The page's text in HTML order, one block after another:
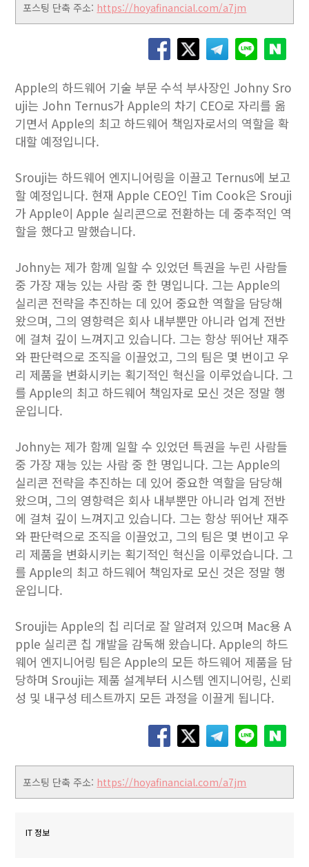
포스팅 단축 주소: https://hoyafinancial.com/a7jm
Apple의 하드웨어 기술 부문 수석 부사장인 Johny Sro
uji는 John Ternus가 Apple의 차기 CEO로 자리를 옮
기면서 Apple의 최고 하드웨어 책임자로서의 역할을 확
대할 예정입니다.
Srouji는 하드웨어 엔지니어링을 이끌고 Ternus에 보고
할 예정입니다. 현재 Apple CEO인 Tim Cook은 Srouji
가 Apple이 Apple 실리콘으로 전환하는 데 중추적인 역
할을 했다고 말했습니다.
Johny는 제가 함께 일할 수 있었던 특권을 누린 사람들
중 가장 재능 있는 사람 중 한 명입니다. 그는 Apple의
실리콘 전략을 추진하는 데 있어 중요한 역할을 담당해
왔으며, 그의 영향력은 회사 내부뿐만 아니라 업계 전반
에 걸쳐 깊이 느껴지고 있습니다. 그는 항상 뛰어난 재주
와 판단력으로 조직을 이끌었고, 그의 팀은 몇 번이고 우
리 제품을 변화시키는 획기적인 혁신을 이루었습니다. 그
를 Apple의 최고 하드웨어 책임자로 모신 것은 정말 행
운입니다.
Johny는 제가 함께 일할 수 있었던 특권을 누린 사람들
중 가장 재능 있는 사람 중 한 명입니다. 그는 Apple의
실리콘 전략을 추진하는 데 있어 중요한 역할을 담당해
왔으며, 그의 영향력은 회사 내부뿐만 아니라 업계 전반
에 걸쳐 깊이 느껴지고 있습니다. 그는 항상 뛰어난 재주
와 판단력으로 조직을 이끌었고, 그의 팀은 몇 번이고 우
리 제품을 변화시키는 획기적인 혁신을 이루었습니다. 그
를 Apple의 최고 하드웨어 책임자로 모신 것은 정말 행
운입니다.
Srouji는 Apple의 칩 리더로 잘 알려져 있으며 Mac용 A
pple 실리콘 칩 개발을 감독해 왔습니다. Apple의 하드
웨어 엔지니어링 팀은 Apple의 모든 하드웨어 제품을 담
당하며 Srouji는 제품 설계부터 시스템 엔지니어링, 신뢰
성 및 내구성 테스트까지 모든 과정을 이끌게 됩니다.
포스팅 단축 주소: https://hoyafinancial.com/a7jm
IT 정보